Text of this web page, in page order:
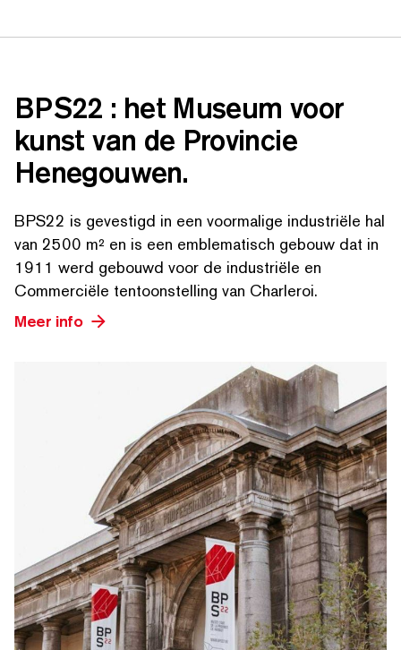
BPS22 : het Museum voor
kunst van de Provincie
Henegouwen.
BPS22 is gevestigd in een voormalige industriële hal
van 2500 m² en is een emblema­tisch gebouw dat in
1911 werd gebouwd voor de industriële en
Commerciële ten­toon­stelling van Charleroi.
Meer info